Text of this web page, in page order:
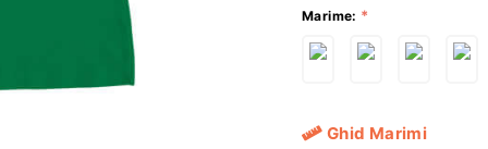
Marime:
Ghid Marimi